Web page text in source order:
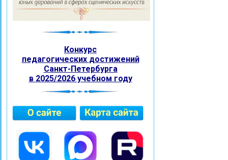
Конкурс
педагогических достижений
Санкт-Петербурга
в 2025/2026 учебном году